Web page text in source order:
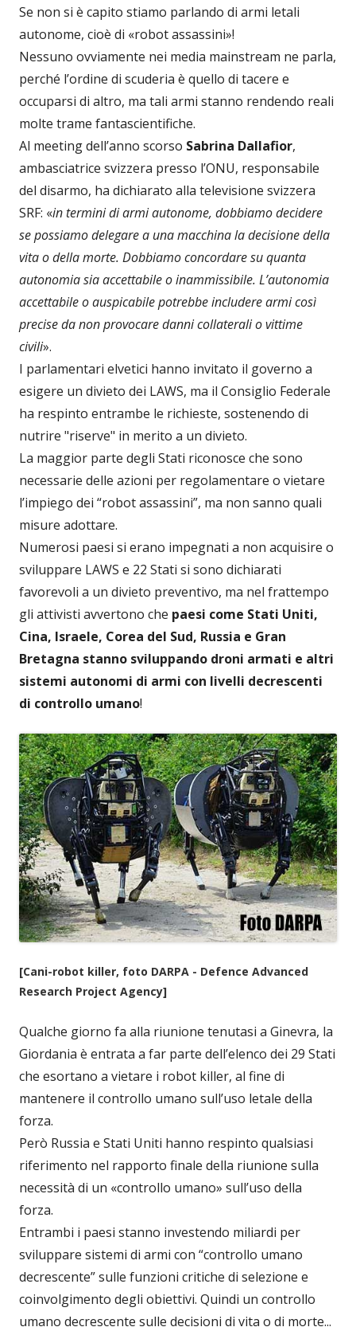
Se non si è capito stiamo parlando di armi letali
autonome, cioè di «robot assassini»!
Nessuno ovviamente nei media mainstream ne parla,
perché l’ordine di scuderia è quello di tacere e
occuparsi di altro, ma tali armi stanno rendendo reali
molte trame fantascientifiche.
Al meeting dell’anno scorso Sabrina Dallafior,
ambasciatrice svizzera presso l’ONU, responsabile
del disarmo, ha dichiarato alla televisione svizzera
SRF: «in termini di armi autonome, dobbiamo decidere
se possiamo delegare a una macchina la decisione della
vita o della morte. Dobbiamo concordare su quanta
autonomia sia accettabile o inammissibile. L’autonomia
accettabile o auspicabile potrebbe includere armi così
precise da non provocare danni collaterali o vittime
civili».
I parlamentari elvetici hanno invitato il governo a
esigere un divieto dei LAWS, ma il Consiglio Federale
ha respinto entrambe le richieste, sostenendo di
nutrire "riserve" in merito a un divieto.
La maggior parte degli Stati riconosce che sono
necessarie delle azioni per regolamentare o vietare
l’impiego dei “robot assassini”, ma non sanno quali
misure adottare.
Numerosi paesi si erano impegnati a non acquisire o
sviluppare LAWS e 22 Stati si sono dichiarati
favorevoli a un divieto preventivo, ma nel frattempo
gli attivisti avvertono che paesi come Stati Uniti,
Cina, Israele, Corea del Sud, Russia e Gran
Bretagna stanno sviluppando droni armati e altri
sistemi autonomi di armi con livelli decrescenti
di controllo umano!
[Cani-robot killer, foto DARPA - Defence Advanced
Research Project Agency]
Qualche giorno fa alla riunione tenutasi a Ginevra, la
Giordania è entrata a far parte dell’elenco dei 29 Stati
che esortano a vietare i robot killer, al fine di
mantenere il controllo umano sull’uso letale della
forza.
Però Russia e Stati Uniti hanno respinto qualsiasi
riferimento nel rapporto finale della riunione sulla
necessità di un «controllo umano» sull’uso della
forza.
Entrambi i paesi stanno investendo miliardi per
sviluppare sistemi di armi con “controllo umano
decrescente” sulle funzioni critiche di selezione e
coinvolgimento degli obiettivi. Quindi un controllo
umano decrescente sulle decisioni di vita o di morte...